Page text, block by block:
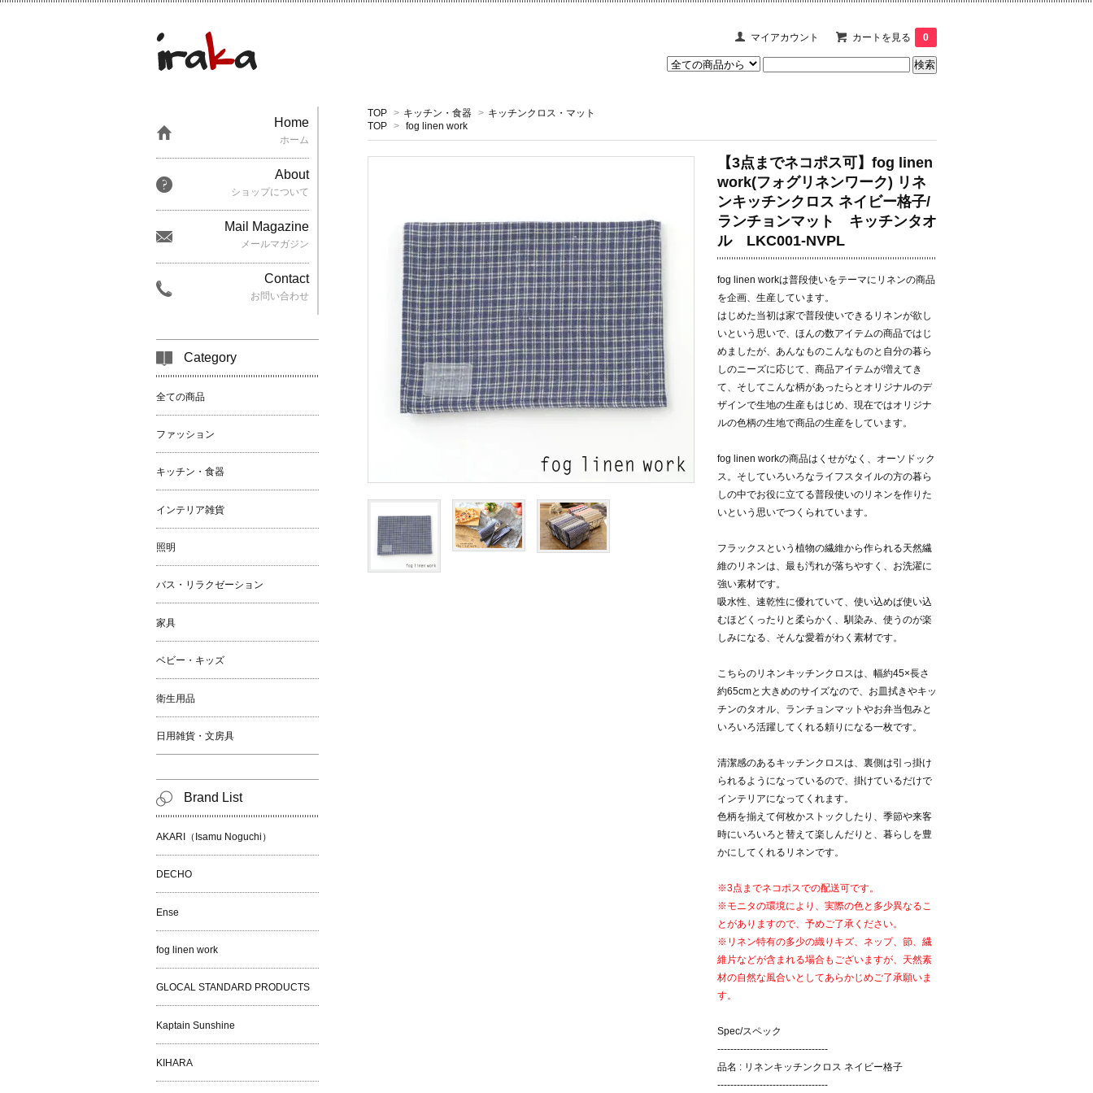
マイアカウント カートを見る 0
TOP > キッチン・食器 > キッチンクロス・マット
TOP > fog linen work
【3点までネコポス可】fog linen
work(フォグリネンワーク) リネ
ンキッチンクロス ネイビー格子/
ランチョンマット キッチンタオ
ル LKC001-NVPL
fog linen workは普段使いをテーマにリネンの商品
を企画、生産しています。
はじめた当初は家で普段使いできるリネンが欲し
いという思いで、ほんの数アイテムの商品ではじ
めましたが、あんなものこんなものと自分の暮ら
しのニーズに応じて、商品アイテムが増えてき
て、そしてこんな柄があったらとオリジナルのデ
ザインで生地の生産もはじめ、現在ではオリジナ
ルの色柄の生地で商品の生産をしています。
fog linen workの商品はくせがなく、オーソドック
ス。そしていろいろなライフスタイルの方の暮ら
しの中でお役に立てる普段使いのリネンを作りた
いという思いでつくられています。
フラックスという植物の繊維から作られる天然繊
維のリネンは、最も汚れが落ちやすく、お洗濯に
強い素材です。
吸水性、速乾性に優れていて、使い込めば使い込
むほどくったりと柔らかく、馴染み、使うのが楽
しみになる、そんな愛着がわく素材です。
こちらのリネンキッチンクロスは、幅約45×長さ
約65cmと大きめのサイズなので、お皿拭きやキッ
チンのタオル、ランチョンマットやお弁当包みと
いろいろ活躍してくれる頼りになる一枚です。
清潔感のあるキッチンクロスは、裏側は引っ掛け
られるようになっているので、掛けているだけで
インテリアになってくれます。
色柄を揃えて何枚かストックしたり、季節や来客
時にいろいろと替えて楽しんだりと、暮らしを豊
かにしてくれるリネンです。
※3点までネコポスでの配送可です。
※モニタの環境により、実際の色と多少異なるこ
とがありますので、予めご了承ください。
※リネン特有の多少の織りキズ、ネップ、節、繊
維片などが含まれる場合もございますが、天然素
材の自然な風合いとしてあらかじめご了承願いま
す。
Spec/スペック
----------------------------------
品名 : リネンキッチンクロス ネイビー格子
----------------------------------
Home
ホーム
About
ショップについて
Mail Magazine
メールマガジン
Contact
お問い合わせ
Category
全ての商品
ファッション
キッチン・食器
インテリア雑貨
照明
バス・リラクゼーション
家具
ベビー・キッズ
衛生用品
日用雑貨・文房具
Brand List
AKARI（Isamu Noguchi）
DECHO
Ense
fog linen work
GLOCAL STANDARD PRODUCTS
Kaptain Sunshine
KIHARA